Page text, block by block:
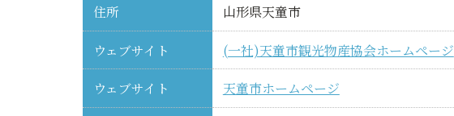
住所 山形県天童市
ウェブサイト (一社)天童市観光物産協会ホームページ
ウェブサイト 天童市ホームページ